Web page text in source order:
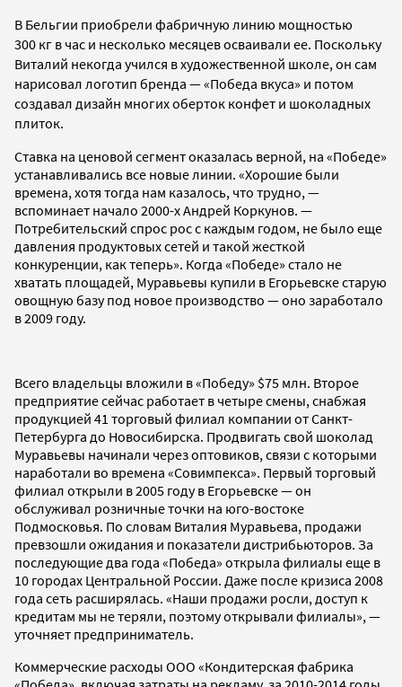
В Бельгии приобрели фабричную линию мощностью
300 кг в час и несколько месяцев осваивали ее. Поскольку
Виталий некогда учился в художественной школе, он сам
нарисовал логотип бренда — «Победа вкуса» и потом
создавал дизайн многих оберток конфет и шоколадных
плиток.
Ставка на ценовой сегмент оказалась верной, на «Победе»
устанавливались все новые линии. «Хорошие были
времена, хотя тогда нам казалось, что трудно, —
вспоминает начало 2000-х Андрей Коркунов. —
Потребительский спрос рос с каждым годом, не было еще
давления продуктовых сетей и такой жесткой
конкуренции, как теперь». Когда «Победе» стало не
хватать площадей, Муравьевы купили в Егорьевске старую
овощную базу под новое производство — оно заработало
в 2009 году.
Всего владельцы вложили в «Победу» $75 млн. Второе
предприятие сейчас работает в четыре смены, снабжая
продукцией 41 торговый филиал компании от Санкт-
Петербурга до Новосибирска. Продвигать свой шоколад
Муравьевы начинали через оптовиков, связи с которыми
наработали во времена «Совимпекса». Первый торговый
филиал открыли в 2005 году в Егорьевске — он
обслуживал розничные точки на юго-востоке
Подмосковья. По словам Виталия Муравьева, продажи
превзошли ожидания и показатели дистрибьюторов. За
последующие два года «Победа» открыла филиалы еще в
10 городах Центральной России. Даже после кризиса 2008
года сеть расширялась. «Наши продажи росли, доступ к
кредитам мы не теряли, поэтому открывали филиалы», —
уточняет предприниматель.
Коммерческие расходы ООО «Кондитерская фабрика